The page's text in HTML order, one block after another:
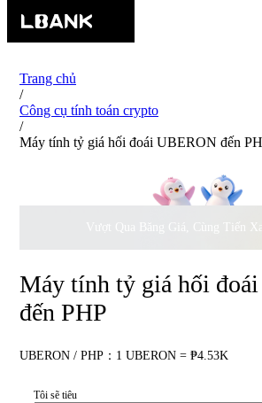
Trang chủ
/
Công cụ tính toán crypto
/
Máy tính tỷ giá hối đoái UBERON đến
Máy tính tỷ giá hối
đến PHP
UBERON / PHP：1 UBERON = ₱4.53K
Tôi sẽ tiêu